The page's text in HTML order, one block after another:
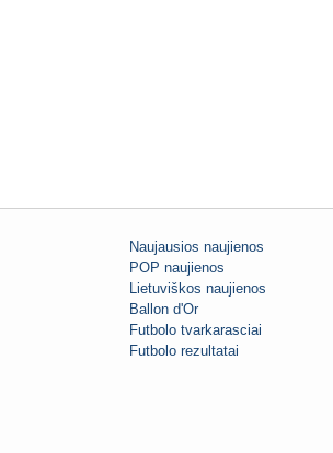
Naujausios naujienos
POP naujienos
Lietuviškos naujienos
Ballon d'Or
Futbolo tvarkarasciai
Futbolo rezultatai